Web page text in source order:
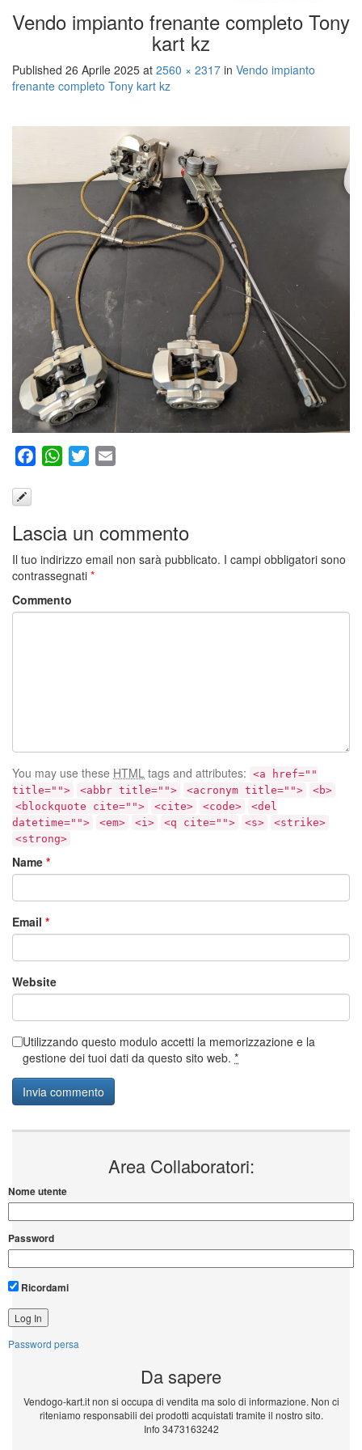
Vendo impianto frenante completo Tony
kart kz
Published 26 Aprile 2025 at 2560 × 2317 in Vendo impianto
frenante completo Tony kart kz
FacebookWhatsApp
Twitter
Lascia un commento
Il tuo indirizzo email non sarà pubblicato. I campi obbligatori sono
contrassegnati *
Commento
You may use these HTML tags and attributes: <a href=""
title="">
<abbr title=""> <acronym title="">
<b>
<blockquote cite="">
<cite> <code>
<del
datetime="">
<em> <i> <q cite=""> <s>
<strike>
<strong>
Name *
Email *
Website
Utilizzando questo modulo accetti la memorizzazione e la
gestione dei tuoi dati da questo sito web. *
Area Collaboratori:
Nome utente
Password
Ricordami
Password persa
Da sapere
Vendogo-kart.it non si occupa di vendita ma solo di informazione. Non ci
riteniamo responsabili dei prodotti acquistati tramite il nostro sito.
Info 3473163242